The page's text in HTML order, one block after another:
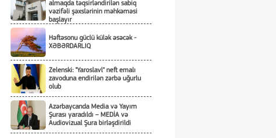
almaqda təqsirləndirilən sabiq
vəzifəli şəxslərinin məhkəməsi
başlayır
Həftəsonu güclü külək əsəcək -
XƏBƏRDARLIQ
Zelenski: "Yaroslavl" neft emalı
zavoduna endirilən zərbə uğurlu
olub
Azərbaycanda Media və Yayım
Şurası yaradıldı – MEDİA və
Audiovizual Şura birləşdirildi